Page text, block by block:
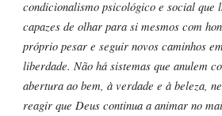
condicionalismo psicológico e social que
capazes de olhar para si mesmos com
próprio pesar e seguir novos caminhos
liberdade. Não há sistemas que anulem
abertura ao bem, à verdade e à beleza,
reagir que Deus continua a animar no